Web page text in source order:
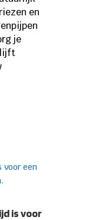
en
je
is voor